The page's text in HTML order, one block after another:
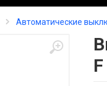
Автоматические